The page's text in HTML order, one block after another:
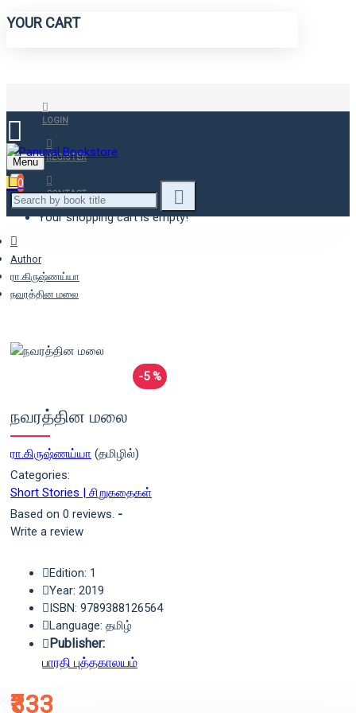
YOUR CART
LOGIN
REGISTER
CONTACT
Menu
0
Your shopping cart is empty!
Author
ரா.கிருஷ்ணய்யா
நவரத்தின மலை
-5 %
நவரத்தின மலை
ரா.கிருஷ்ணய்யா (தமிழில்)
Categories:
Short Stories | சிறுகதைகள்
Based on 0 reviews. -
Write a review
₹333
Edition: 1
Year: 2019
ISBN: 9789388126564
Language: தமிழ்
Publisher:
பாரதி புத்தகாலயம்